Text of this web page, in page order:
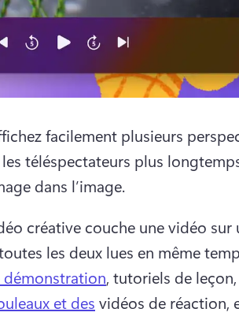
facilement plusieurs
téléspectateurs plus
dans l’image.
créative couche une vidéo sur
les deux lues en même
, tutoriels de leçon,
et des vidéos de réaction,